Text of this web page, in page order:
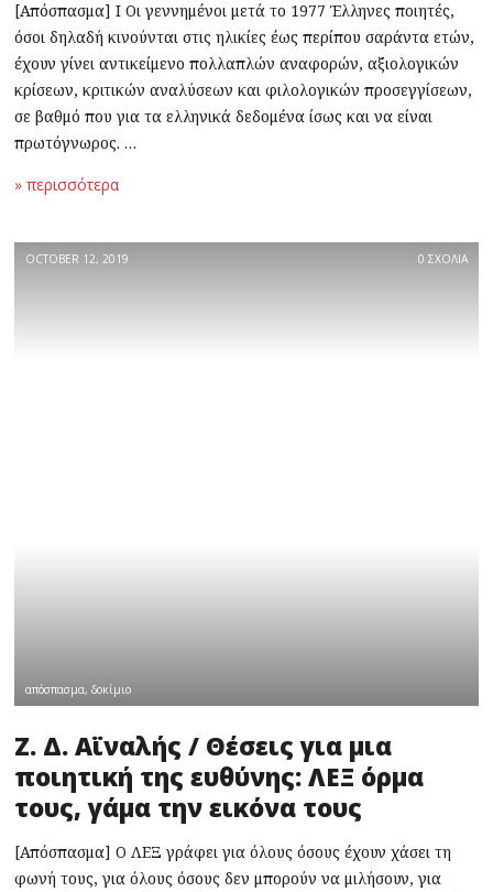
[Απόσπασμα] Ι Οι γεννημένοι μετά το 1977 Έλληνες ποιητές,
όσοι δηλαδή κινούνται στις ηλικίες έως περίπου σαράντα ετών,
έχουν γίνει αντικείμενο πολλαπλών αναφορών, αξιολογικών
κρίσεων, κριτικών αναλύσεων και φιλολογικών προσεγγίσεων,
σε βαθμό που για τα ελληνικά δεδομένα ίσως και να είναι
πρωτόγνωρος. …
» περισσότερα
OCTOBER 12, 2019 0 ΣΧΟΛΙΑ
απόσπασμα,δοκίμιο
Ζ. Δ. Αϊναλής / Θέσεις για μια
ποιητική της ευθύνης: ΛΕΞ όρμα
τους, γάμα την εικόνα τους
[Απόσπασμα] Ο ΛΕΞ γράφει για όλους όσους έχουν χάσει τη
φωνή τους, για όλους όσους δεν μπορούν να μιλήσουν, για